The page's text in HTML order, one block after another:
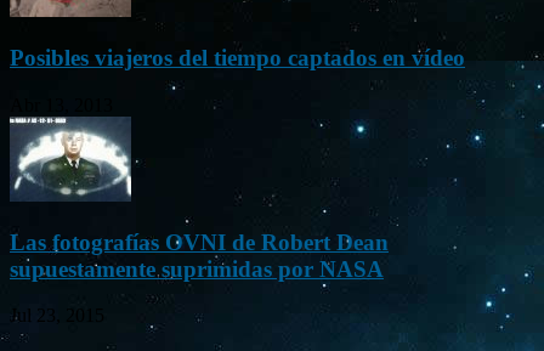
Posibles viajeros del tiempo captados en vídeo
Las fotografías OVNI de Robert Dean
supuestamente suprimidas por NASA
Jul 23, 2015